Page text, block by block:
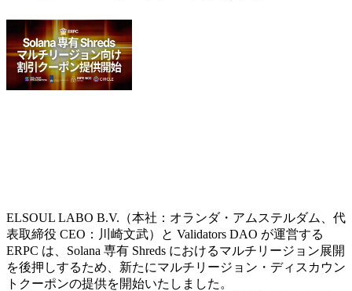
ELSOUL LABO B.V.（本社：オランダ・アムステルダム、代
表取締役 CEO：川崎文武）と Validators DAO が運営する
ERPC は、Solana 専有 Shreds におけるマルチリージョン展開
を後押しするため、新たにマルチリージョン・ディスカウン
トクーポンの提供を開始いたしました。